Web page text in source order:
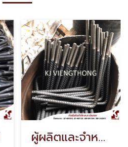
ผู้ผลิตและจำหน่ายเจโบลท์ เพลท ราคาโรงงาน